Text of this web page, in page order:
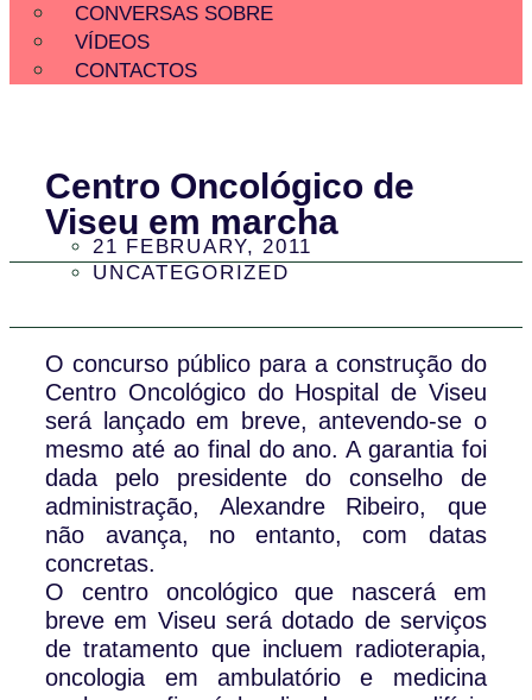
CONVERSAS SOBRE
VÍDEOS
CONTACTOS
Centro Oncológico de
Viseu em marcha
21 FEBRUARY, 2011
UNCATEGORIZED
O concurso público para a construção do
Centro Oncológico do Hospital de Viseu
será lançado em breve, antevendo-se o
mesmo até ao final do ano. A garantia foi
dada pelo presidente do conselho de
administração, Alexandre Ribeiro, que
não avança, no entanto, com datas
concretas.
O centro oncológico que nascerá em
breve em Viseu será dotado de serviços
de tratamento que incluem radioterapia,
oncologia em ambulatório e medicina